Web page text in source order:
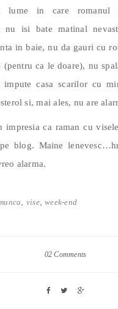
lume in care romanul
nu isi bate matinal
in baie, nu da gauri cu
(pentru ca le doare), nu
casa scarilor cu
si, mai ales, nu are
impresia ca raman cu
blog. Maine
alarma.
vise,week-end
02 Comments